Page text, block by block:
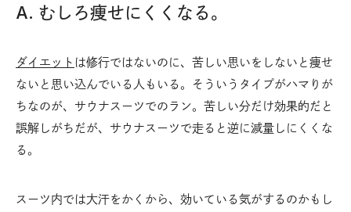
A. むしろ痩せにくくなる。
ダイエット は修行ではないのに、苦しい思いをしないと痩せ
ないと思い込んでいる人もいる。そういうタイプがハマりが
ちなのが、サウナスーツでのラン。苦しい分だけ効果的だと
誤解しがちだが、サウナスーツで走ると逆に減量しにくくな
る。
スーツ内では大汗をかくから、効いている気がするのかもし